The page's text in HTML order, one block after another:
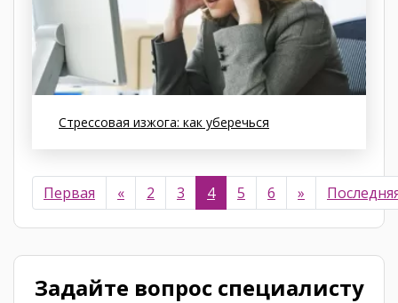
Стрессовая изжога: как уберечься
Первая « 2 3 4 5 6 »
Задайте вопрос специалисту